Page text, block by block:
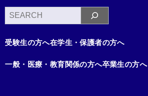
検
索
受験生の方へ在学生・保護者の方へ
一般・医療・教育関係の方へ卒業生の方へ